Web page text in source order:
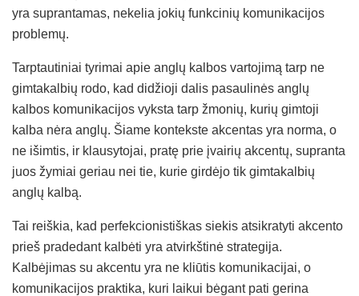
yra suprantamas, nekelia jokių funkcinių komunikacijos
problemų.
Tarptautiniai tyrimai apie anglų kalbos vartojimą tarp ne
gimtakalbių rodo, kad didžioji dalis pasaulinės anglų
kalbos komunikacijos vyksta tarp žmonių, kurių gimtoji
kalba nėra anglų. Šiame kontekste akcentas yra norma, o
ne išimtis, ir klausytojai, pratę prie įvairių akcentų, supranta
juos žymiai geriau nei tie, kurie girdėjo tik gimtakalbių
anglų kalbą.
Tai reiškia, kad perfekcionistiškas siekis atsikratyti akcento
prieš pradedant kalbėti yra atvirkštinė strategija.
Kalbėjimas su akcentu yra ne kliūtis komunikacijai, o
komunikacijos praktika, kuri laikui bėgant pati gerina